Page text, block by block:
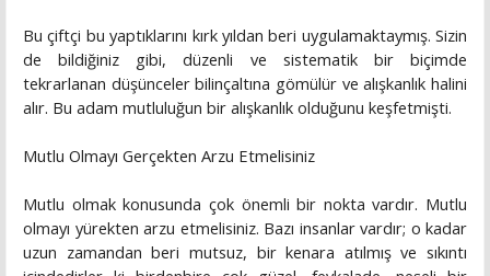
Bu çiftçi bu yaptıklarını kırk yıldan beri uygulamaktaymış. Sizin
de bildiğiniz gibi, düzenli ve sistematik bir biçimde
tekrarlanan düşünceler bilinçaltına gömülür ve alışkanlık halini
alır. Bu adam mutluluğun bir alışkanlık olduğunu keşfetmişti.
Mutlu Olmayı Gerçekten Arzu Etmelisiniz
Mutlu olmak konusunda çok önemli bir nokta vardır. Mutlu
olmayı yürekten arzu etmelisiniz. Bazı insanlar vardır; o kadar
uzun zamandan beri mutsuz, bir kenara atılmış ve sıkıntı